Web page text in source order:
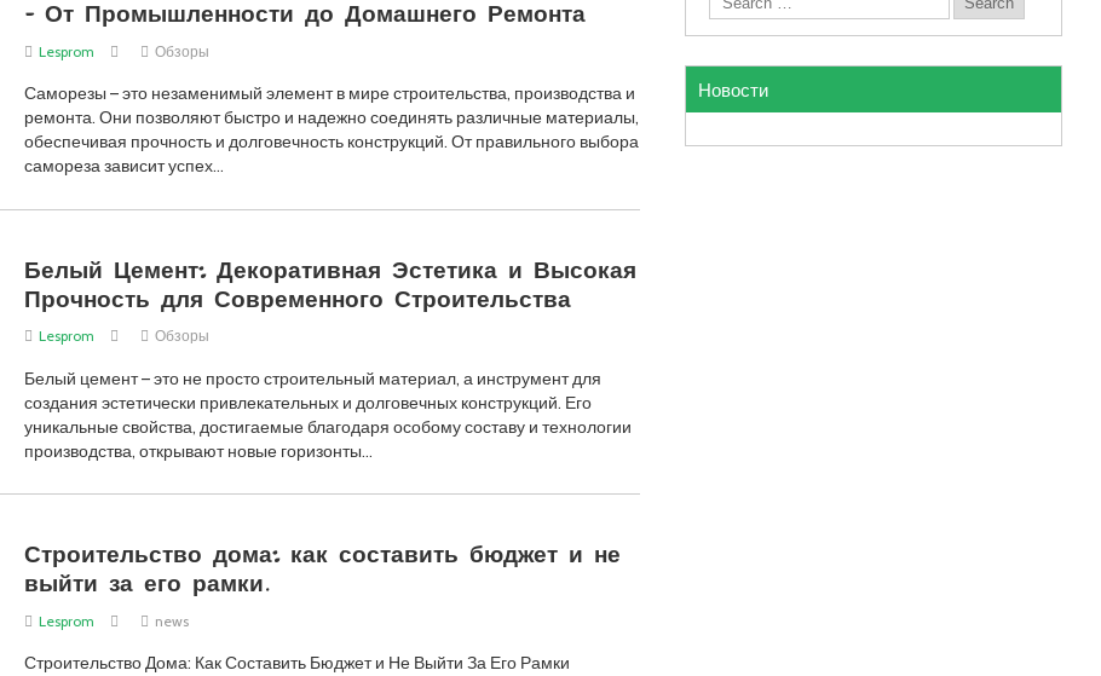
– От Промышленности до Домашнего Ремонта
Lesprom Обзоры
Саморезы – это незаменимый элемент в мире строительства, производства и
ремонта. Они позволяют быстро и надежно соединять различные материалы,
обеспечивая прочность и долговечность конструкций. От правильного выбора
самореза зависит успех…
Белый Цемент: Декоративная Эстетика и Высокая
Прочность для Современного Строительства
Lesprom Обзоры
Белый цемент – это не просто строительный материал, а инструмент для
создания эстетически привлекательных и долговечных конструкций. Его
уникальные свойства, достигаемые благодаря особому составу и технологии
производства, открывают новые горизонты…
Строительство дома: как составить бюджет и не
выйти за его рамки.
Lesprom news
Строительство Дома: Как Составить Бюджет и Не Выйти За Его Рамки
Новости